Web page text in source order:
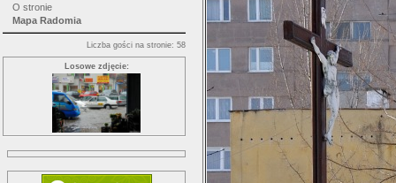
O stronie
Mapa Radomia
Liczba gości na stronie: 58
Losowe zdjęcie: